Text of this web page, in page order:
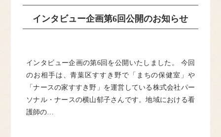
インタビュー企画第6回公開のお知らせ
インタビュー企画の第6回を公開いたしました。 今回
のお相手は、青葉区すすき野で「まちの保健室」や
「ナースの家すすき野」を運営している株式会社パー
ソナル・ナースの横山郁子さんです。地域における看
護師の…
HOME
クリニック紹介
施設基準等